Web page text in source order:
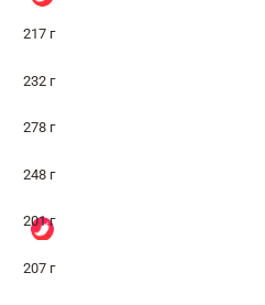
217 г
232 г
278 г
248 г
201 г
207 г